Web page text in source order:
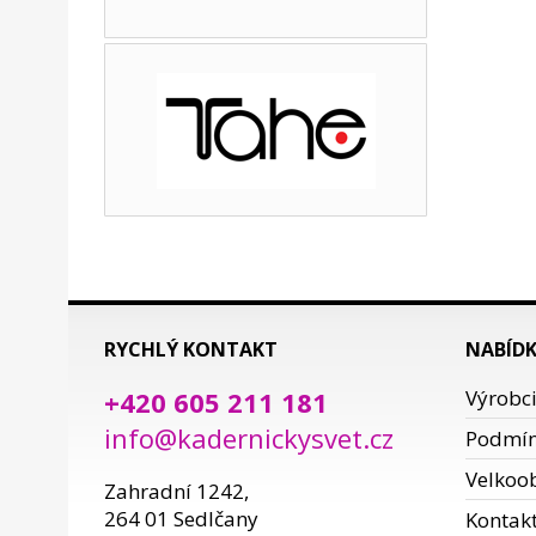
RYCHLÝ KONTAKT
+420 605 211 181
info@kadernickysvet.cz
Zahradní 1242,
264 01 Sedlčany
Výrobci